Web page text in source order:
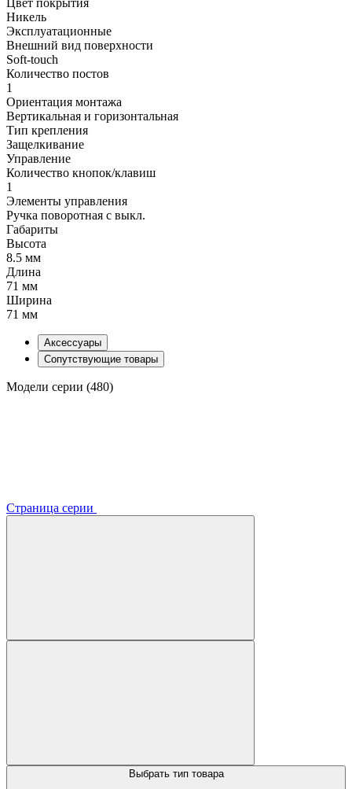
Никель
Эксплуатационные
Внешний вид поверхности
Soft-touch
Количество постов
1
Ориентация монтажа
Вертикальная и горизонтальная
Тип крепления
Защелкивание
Управление
Количество кнопок/клавиш
1
Элементы управления
Ручка поворотная с выкл.
Габариты
Высота
8.5 мм
Длина
71 мм
Ширина
71 мм
Аксессуары
Сопутствующие товары
Модели серии (480)
Страница серии
Выбрать тип товара